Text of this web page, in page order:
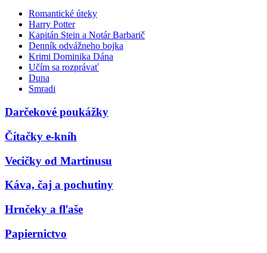
Romantické úteky
Harry Potter
Kapitán Stein a Notár Barbarič
Denník odvážneho bojka
Krimi Dominika Dána
Učím sa rozprávať
Duna
Smradi
Darčekové poukážky
Čítačky e-kníh
Vecičky od Martinusu
Káva, čaj a pochutiny
Hrnčeky a fľaše
Papiernictvo